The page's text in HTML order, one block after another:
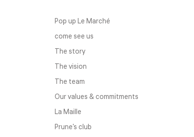
Pop up Le Marché
come see us
The story
The vision
The team
Our values ​​& commitments
La Maille
Prune's club